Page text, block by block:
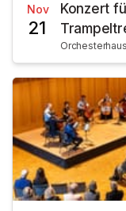
Nov
21
Konzert